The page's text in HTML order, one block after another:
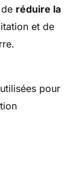
réduire la
et de
pour